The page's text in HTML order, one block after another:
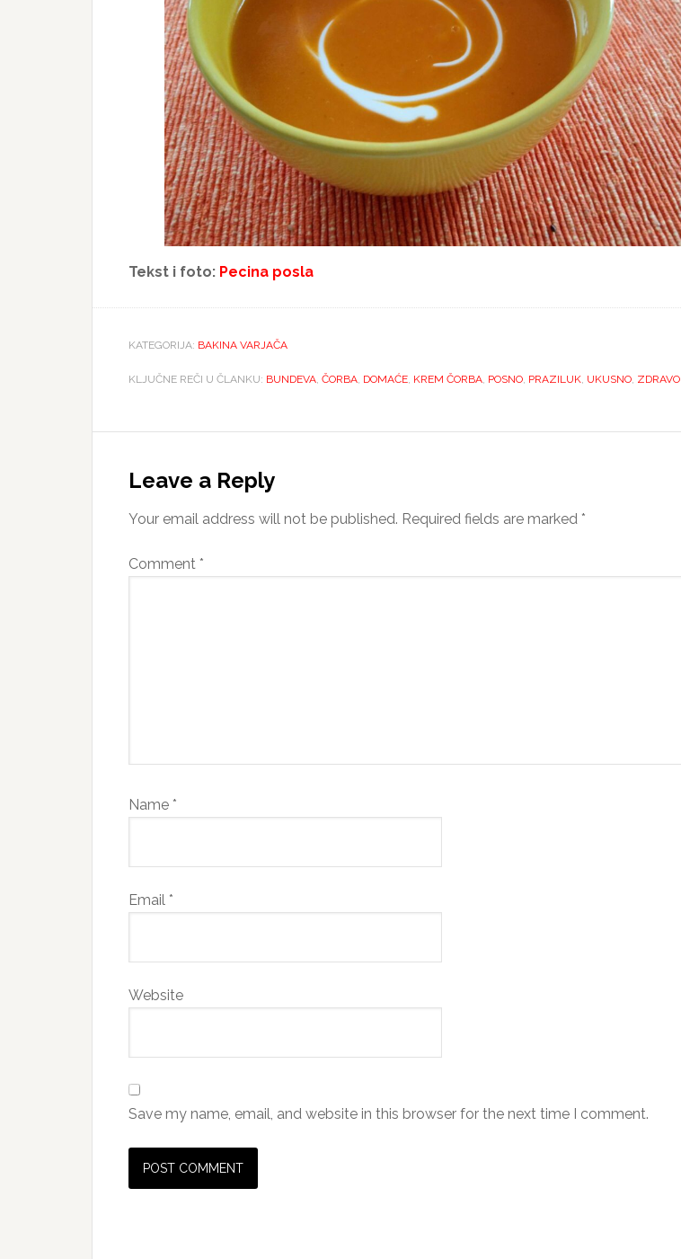
Tekst i foto: Pecina posla
KATEGORIJA: BAKINA VARJAČA
KLJUČNE REČI U ČLANKU: BUNDEVA ČORBA DOMAĆE KREM ČORBA POSNO PRAZILUK UKUSNO ZDRAVO
Interactions
Leave a Reply
Your email address will not be published. Required fields are marked *
Comment *
Name *
Email *
Website
Save my name, email, and website in this browser for the next time I comment.